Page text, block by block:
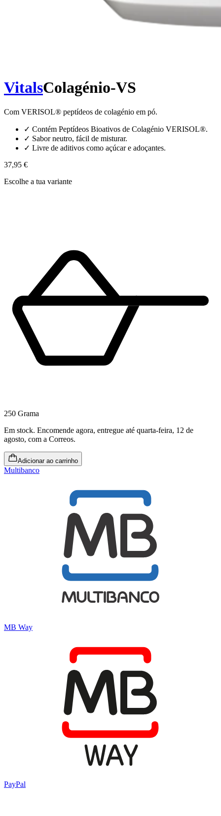
VitalsColagénio-VS
Com VERISOL® peptídeos de colagénio em pó.
✓ Contém Peptídeos Bioativos de Colagénio VERISOL®.
✓ Sabor neutro, fácil de misturar.
✓ Livre de aditivos como açúcar e adoçantes.
37,95 €
Escolhe a tua variante
250 Grama
Em stock. Encomende agora, entregue até quarta-feira, 12 de
agosto, com a Correos.
Adicionar ao carrinho
Multibanco
MB Way
PayPal